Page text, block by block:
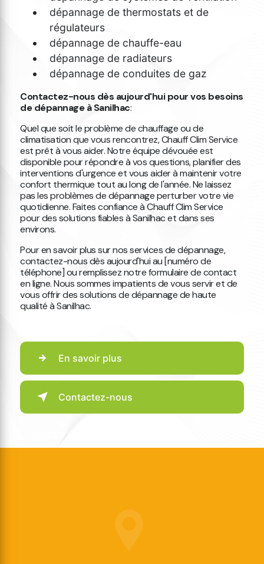
dépannage de thermostats et de
régulateurs
dépannage de chauffe-eau
dépannage de radiateurs
dépannage de conduites de gaz
Contactez-nous dès aujourd'hui pour vos besoins
de dépannage à Sanilhac:
Quel que soit le problème de chauffage ou de
climatisation que vous rencontrez, Chauff Clim Service
est prêt à vous aider. Notre équipe dévouée est
disponible pour répondre à vos questions, planifier des
interventions d'urgence et vous aider à maintenir votre
confort thermique tout au long de l'année. Ne laissez
pas les problèmes de dépannage perturber votre vie
quotidienne. Faites confiance à Chauff Clim Service
pour des solutions fiables à Sanilhac et dans ses
environs.
Pour en savoir plus sur nos services de dépannage,
contactez-nous dès aujourd'hui au [numéro de
téléphone] ou remplissez notre formulaire de contact
en ligne. Nous sommes impatients de vous servir et de
vous offrir des solutions de dépannage de haute
qualité à Sanilhac.
En savoir plus
Contactez-nous